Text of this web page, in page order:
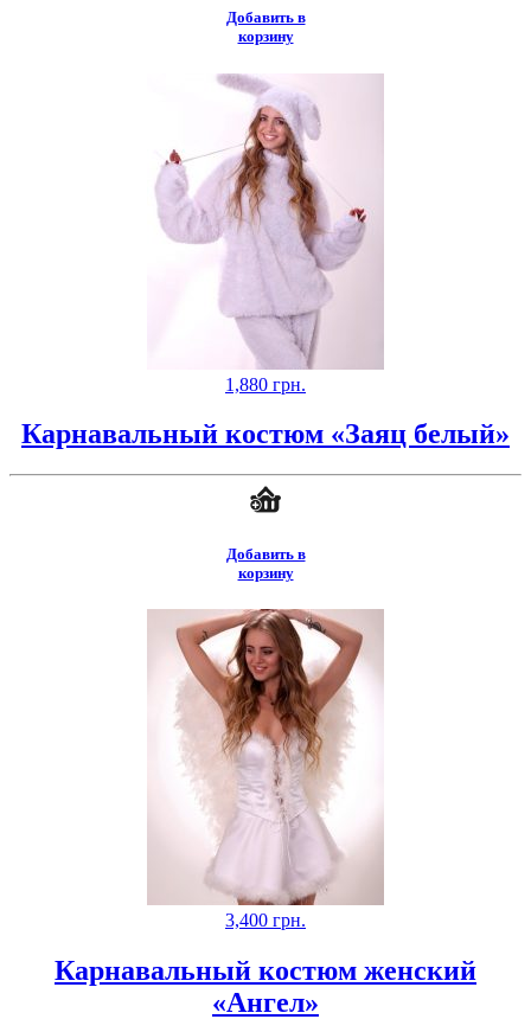
Добавить в
корзину
1,880 грн.
Карнавальный костюм «Заяц белый»
Добавить в
корзину
3,400 грн.
Карнавальный костюм женский
«Ангел»